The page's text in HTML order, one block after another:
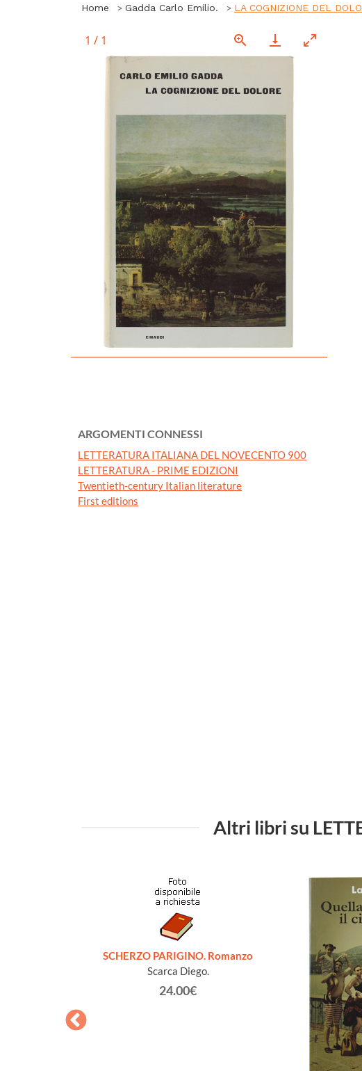
Home Gadda Carlo Emilio. LA COGNIZIONE DEL
1 / 1
ARGOMENTI CONNESSI
LETTERATURA ITALIANA DEL NOVECENTO 900
LETTERATURA - PRIME EDIZIONI
Twentieth-century Italian literature
First editions
Altri libri su
SCHERZO PARIGINO. Romanzo
Scarca Diego.
24.00€